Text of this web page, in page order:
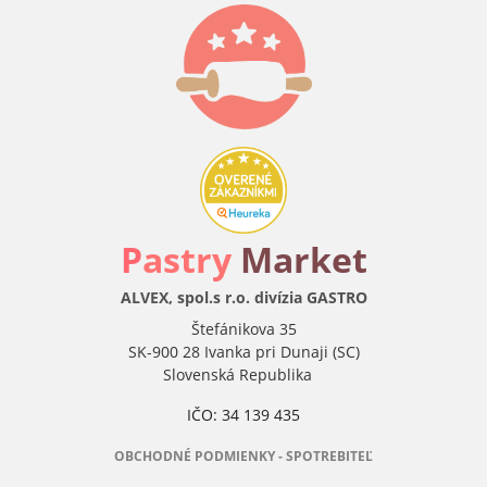
Pastry Market
ALVEX, spol.s r.o. divízia GASTRO
Štefánikova 35
SK-900 28 Ivanka pri Dunaji (SC)
Slovenská Republika
IČO: 34 139 435
OBCHODNÉ PODMIENKY - SPOTREBITEĽ